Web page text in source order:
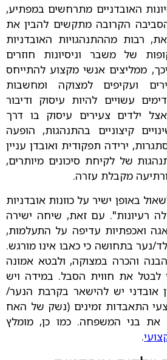
האובדניים מתרחשים במפתיע,
הקרובה מתקשים להבין את
רבות מההתנהגויות האובדניות
של משבר וניסיונות חוזרים
ממליצים אנשי מקצוע להתייחס
ועקיפים למצוקה ומחשבות
עשויים להיות עיסוק ודיבור
ילדים צעירים עיסוק בו דרך
קיצוניים בהתנהגות, הופעה
ירידה תפקודית ואובדן עניין
של לקיחת סיכונים מיותרים,
מקבלת עזרה.
באופן ישיר על כוונות אובדניות
רעיונות". עם זאת, שיחה ישירה
ואכפתיות עדיפה על התעלמות,
נער בתחושה כי כאבו אינו מורגש.
והכרה במצוקה, ולבטא אמונה
לבטל את חווית הסבל. במידה ויש
אובדני יש להישאר בקרבת הנער/
התאבדות זמינים (נשק של האח
את בני המשפחה. כמו כן, מומלץ
.